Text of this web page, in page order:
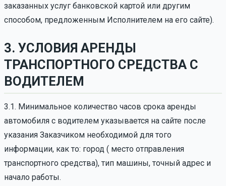
заказанных услуг банковской картой или другим
способом, предложенным Исполнителем на его сайте).
3. УСЛОВИЯ АРЕНДЫ
ТРАНСПОРТНОГО СРЕДСТВА С
ВОДИТЕЛЕМ
3.1. Минимальное количество часов срока аренды
автомобиля с водителем указывается на сайте после
указания Заказчиком необходимой для того
информации, как то: город ( место отправления
транспортного средства), тип машины, точный адрес и
начало работы.